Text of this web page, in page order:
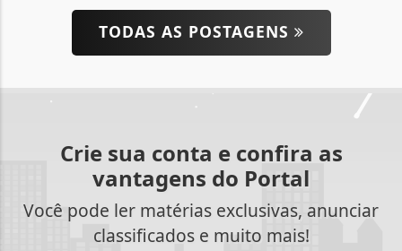
TODAS AS POSTAGENS
Crie sua conta e confira as
vantagens do Portal
Você pode ler matérias exclusivas, anunciar
classificados e muito mais!